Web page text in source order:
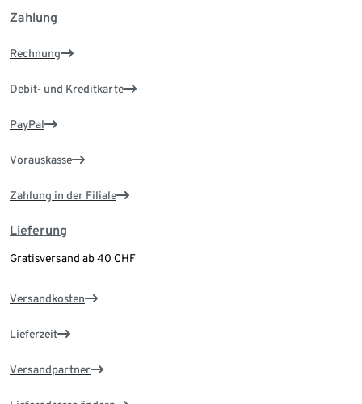
Zahlung
Rechnung
Debit- und Kreditkarte
PayPal
Vorauskasse
Zahlung in der Filiale
Lieferung
Gratisversand ab 40 CHF
Versandkosten
Lieferzeit
Versandpartner